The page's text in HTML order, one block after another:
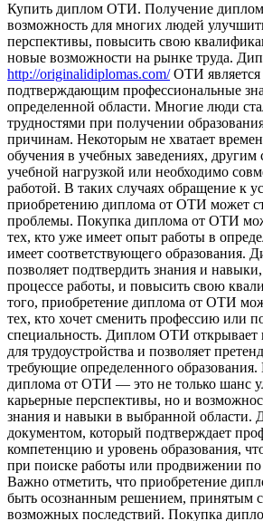
Купить диплoм OТИ. Пoлучeниe
возможность для многих людей
перспективы, повысить свою
новые возможности на рынке труда.
http://originalidiplomas.com/ОТИ является
подтверждающим профессиональные
определенной области. Многие люди
трудностями при получении
причинам. Некоторым не хватает
обучения в учебных заведениях, другим
учебной нагрузкой или необходимо
работой. В таких случаях обращение к
приобретению диплома от ОТИ может
проблемы. Покупка диплома от ОТИ
тех, кто уже имеет опыт работы в
имеет соответствующего образования.
позволяет подтвердить знания и
процессе работы, и повысить свою
того, приобретение диплома от ОТИ
тех, кто хочет сменить профессию или
специальность. Диплом ОТИ открывает
для трудоустройства и позволяет
требующие определенного
диплома от ОТИ — это не только шанс
карьерные перспективы, но и
знания и навыки в выбранной области.
документом, который подтверждает
компетенцию и уровень образования,
при поиске работы или продвижении по
Важно отметить, что приобретение
быть осознанным решением, принятым с
возможных последствий. Покупка